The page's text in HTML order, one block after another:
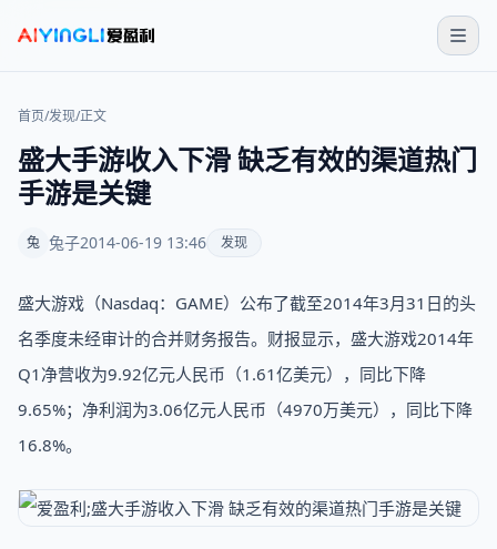
首页/发现/正文
盛大手游收入下滑 缺乏有效的渠道热门
手游是关键
兔 兔子2014-06-19 13:46 发现
盛大游戏（Nasdaq：GAME）公布了截至2014年3月31日的头
名季度未经审计的合并财务报告。财报显示，盛大游戏2014年
Q1净营收为9.92亿元人民币（1.61亿美元），同比下降
9.65%；净利润为3.06亿元人民币（4970万美元），同比下降
16.8%。